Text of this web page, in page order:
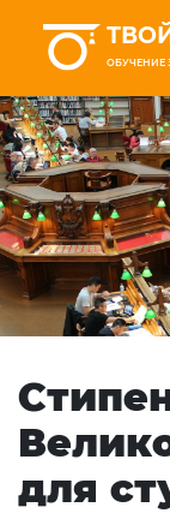
ОБУЧЕНИЕ
для